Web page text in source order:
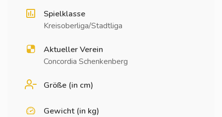
Spielklasse
Kreisoberliga/Stadtliga
Aktueller Verein
Concordia Schenkenberg
Größe (in cm)
Gewicht (in kg)